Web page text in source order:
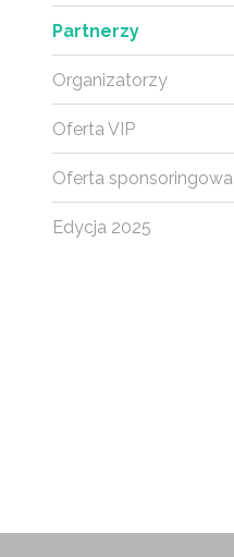
Partnerzy
Organizatorzy
Oferta VIP
Oferta sponsoringowa
Edycja 2025